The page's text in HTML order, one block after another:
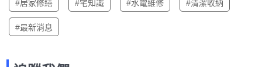
#居家修繕 #宅知識 #水電維修 #清潔收納
#最新消息